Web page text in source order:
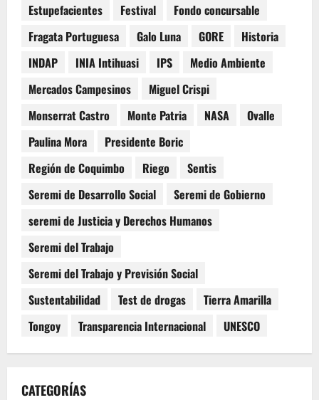
Estupefacientes
Festival
Fondo concursable
Fragata Portuguesa
Galo Luna GORE
Historia
INDAP
INIA Intihuasi IPS
Medio Ambiente
Mercados Campesinos
Miguel Crispi
Monserrat Castro
Monte Patria NASA
Ovalle
Paulina Mora
Presidente Boric
Región de Coquimbo
Riego
Sentis
Seremi de Desarrollo Social
Seremi de Gobierno
seremi de Justicia y Derechos Humanos
Seremi del Trabajo
Seremi del Trabajo y Previsión Social
Sustentabilidad
Test de drogas
Tierra Amarilla
Tongoy
Transparencia Internacional UNESCO
CATEGORÍAS